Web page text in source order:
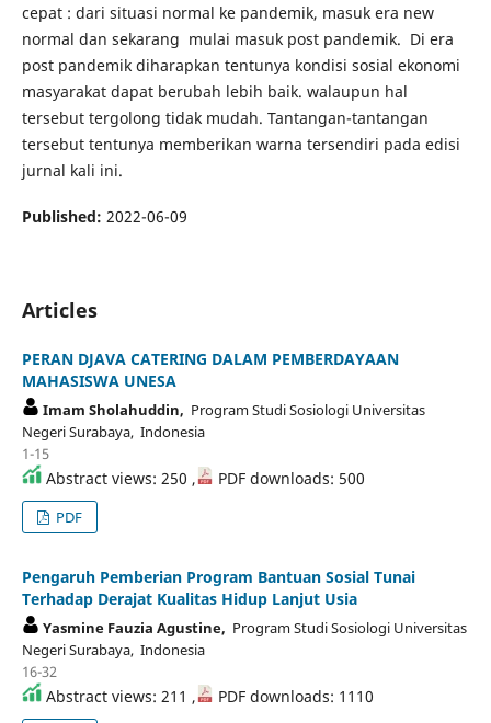
cepat : dari situasi normal ke pandemik, masuk era new
normal dan sekarang mulai masuk post pandemik. Di era
post pandemik diharapkan tentunya kondisi sosial ekonomi
masyarakat dapat berubah lebih baik. walaupun hal
tersebut tergolong tidak mudah. Tantangan-tantangan
tersebut tentunya memberikan warna tersendiri pada edisi
jurnal kali ini.
Published: 2022-06-09
Articles
PERAN DJAVA CATERING DALAM PEMBERDAYAAN
MAHASISWA UNESA
Imam Sholahuddin, Program Studi Sosiologi Universitas
Negeri Surabaya, Indonesia
1-15
Abstract views: 250 , PDF downloads: 500
PDF
Pengaruh Pemberian Program Bantuan Sosial Tunai
Terhadap Derajat Kualitas Hidup Lanjut Usia
Yasmine Fauzia Agustine, Program Studi Sosiologi Universitas
Negeri Surabaya, Indonesia
16-32
Abstract views: 211 , PDF downloads: 1110